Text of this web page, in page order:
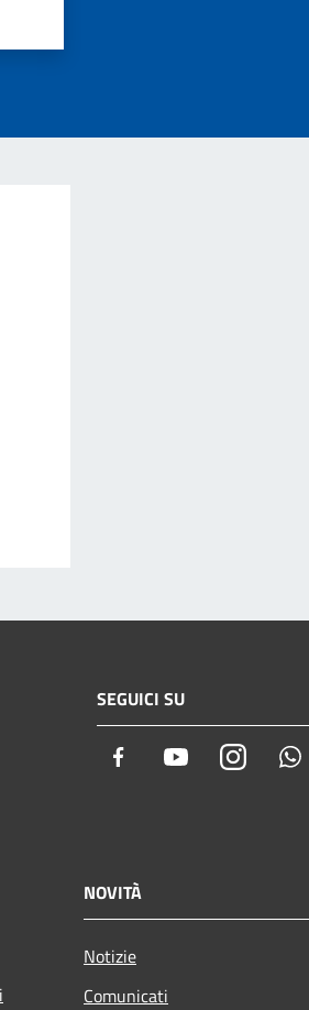
SEGUICI SU
Facebook YoutubeInstagram
NOVITÀ
Notizie
Comunicati